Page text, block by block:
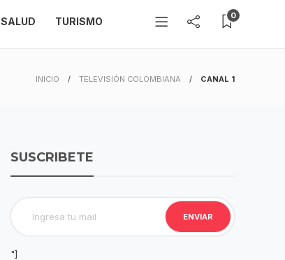
SALUD TURISMO 0
INICIO TELEVISIÓN COLOMBIANA CANAL 1
SUSCRIBETE
"]